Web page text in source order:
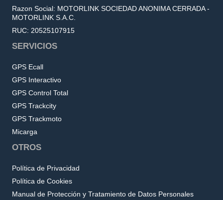
Razon Social: MOTORLINK SOCIEDAD ANONIMA CERRADA -
MOTORLINK S.A.C.
RUC: 20525107915
SERVICIOS
GPS Ecall
GPS Interactivo
GPS Control Total
GPS Trackcity
GPS Trackmoto
Micarga
OTROS
Política de Privacidad
Política de Cookies
Manual de Protección y Tratamiento de Datos Personales